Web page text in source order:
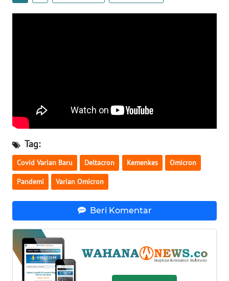
Tag:
Covid Varian Baru Deltacron Kemenkes Omicron
Pandemi Varian Omicron
Beri Komentar
WN
SERAMBI
WN
JAMBI
NTB
WN